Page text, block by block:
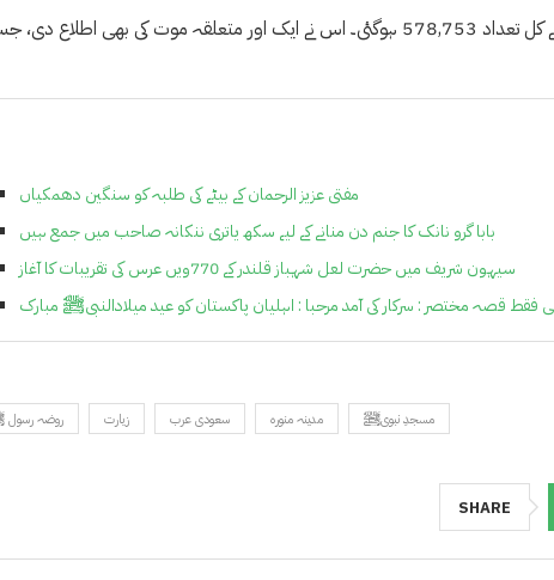
اتوار کو مملکت نے وائرس کے مزید 3,460 کیسز کی تصدیق کی، جس سے کل تعداد 578,753 ہوگئی۔ اس نے ایک اور متعلقہ موت کی بھی اطلاع
مفتی عزیز الرحمان کے بیٹے کی طلبہ کو سنگین دھمکیاں
بابا گرو نانک کا جنم دن منانے کے لیے سکھ یاتری ننکانہ صاحب میں جمع ہیں
سیہون شریف میں حضرت لعل شہباز قلندر کے 770ویں عرس کی تقریبات کا آغاز
ہی فقط قصہ مختصر : سرکار کی آمد مرحبا : اہلیان پاکستان کو عید میلادالنبیﷺ مبارک
روضہ زیارت سعودی عرب مدینہ منورہ مسجدِ نبویﷺ
SHARE